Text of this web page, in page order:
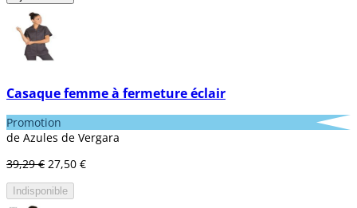
Casaque femme à fermeture éclair
Promotion
de Azules de Vergara
39,29 € 27,50 €
Indisponible